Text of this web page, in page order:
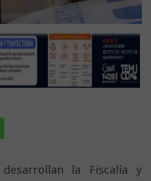
desarrollan la Fiscalía y